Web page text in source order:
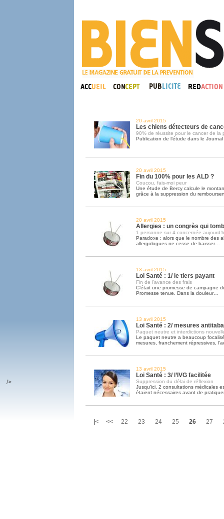
20 avril 2015
Les chiens détecteurs de
90% de réussite pour le cancer de la
Publication de l’étude dans le
20 avril 2015
Fin du 100% pour les ALD ?
Coucou, fais-moi peur
Une étude de Bercy calcule le
grâce à la suppression du
20 avril 2015
Allergies : un congrès qui
1 personne sur 4 concernée
Paradoxe : alors que le nombre des
allergologues ne cesse de baisser…
13 avril 2015
Loi Santé : 1/ le tiers payant
Fin de l’avance des frais
C’était une promesse de campagne
Promesse tenue. Dans la douleur…
13 avril 2015
Loi Santé : 2/ mesures
Paquet neutre et interdictions
Le paquet neutre a beaucoup
mesures, franchement répressives,
13 avril 2015
Loi Santé : 3/ l’IVG facilitée
Suppression du délai de réflexion
Jusqu’ici, 2 consultations médicales
étaient nécessaires avant de
|< << 22 23 24 25 26 27
/>